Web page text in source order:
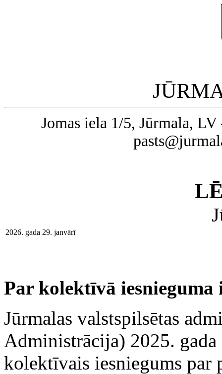
Jomas iela 1/5, Jūrmala,
2026. gada 29. janvārī
Par kolektīvā iesnieguma
Jūrmalas valstspilsētas
Administrācija) 2025.
kolektīvais iesniegums par